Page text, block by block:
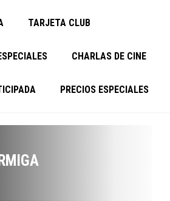
TARJETA CLUB
CHARLAS DE CINE
PRECIOS ESPECIALES